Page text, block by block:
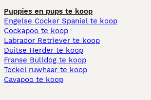
Puppies en pups te koop
Engelse Cocker Spaniel te koop
Cockapoo te koop
Labrador Retriever te koop
Duitse Herder te koop
Franse Bulldog te koop
Teckel ruwhaar te koop
Cavapoo te koop